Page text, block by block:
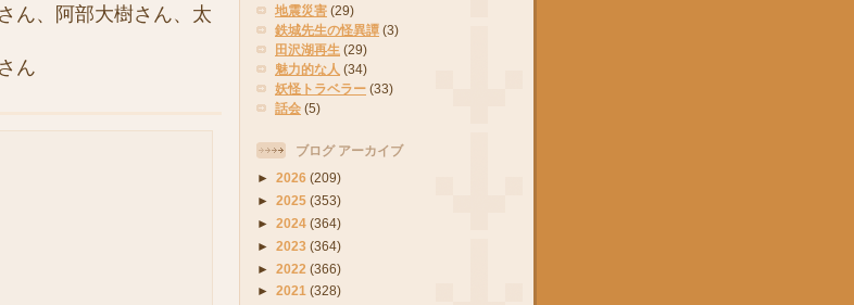
ん、阿部大樹さん、太
ん
地震災害 (29)
鉄城先生の怪異譚 (3)
田沢湖再生 (29)
魅力的な人 (34)
妖怪トラベラー (33)
話会 (5)
ブログ アーカイブ
► 2026 (209)
► 2025 (353)
► 2024 (364)
► 2023 (364)
► 2022 (366)
► 2021 (328)